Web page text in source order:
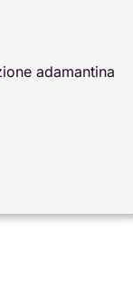
adamantina